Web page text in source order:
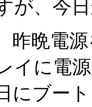
が、今
昨晩電
イに電
にブー